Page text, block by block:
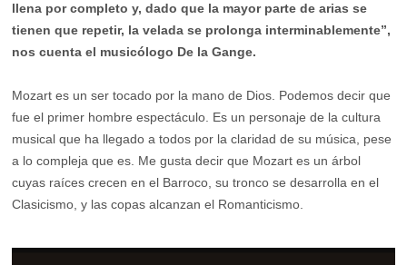
llena por completo y, dado que la mayor parte de arias se
tienen que repetir, la velada se prolonga interminablemente”,
nos cuenta el musicólogo De la Gange.
Mozart es un ser tocado por la mano de Dios. Podemos decir que
fue el primer hombre espectáculo. Es un personaje de la cultura
musical que ha llegado a todos por la claridad de su música, pese
a lo compleja que es. Me gusta decir que Mozart es un árbol
cuyas raíces crecen en el Barroco, su tronco se desarrolla en el
Clasicismo, y las copas alcanzan el Romanticismo.